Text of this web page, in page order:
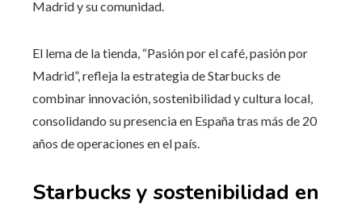
Madrid y su comunidad.
El lema de la tienda, “Pasión por el café, pasión por
Madrid”, refleja la estrategia de Starbucks de
combinar innovación, sostenibilidad y cultura local,
consolidando su presencia en España tras más de 20
años de operaciones en el país.
Starbucks y sostenibilidad en